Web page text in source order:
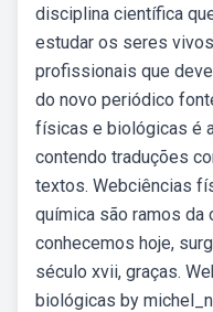
disciplina científica
estudar os seres
profissionais que
do novo periódico
físicas e biológicas é
contendo traduções
textos. Webciências
química são ramos da
conhecemos hoje,
século xvii, graças.
biológicas by